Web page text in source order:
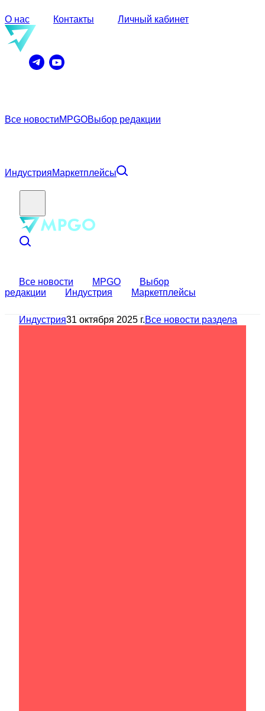
О нас Контакты Личный кабинет
Все новостиMPGOВыбор редакции
ИндустрияМаркетплейсы
Все новости MPGO
Выбор
редакции
Индустрия Маркетплейсы
Индустрия31 октября 2025 г.Все новости раздела